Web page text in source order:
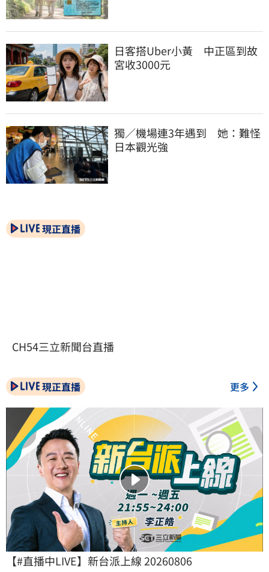
日客搭Uber小黃　中正區到故
宮收3000元
獨／機場連3年遇到　她：難怪
日本觀光強
現正直播
CH54三立新聞台直播
現正直播 更多
【#直播中LIVE】新台派上線 20260806